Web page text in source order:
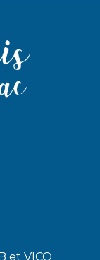
et VICO